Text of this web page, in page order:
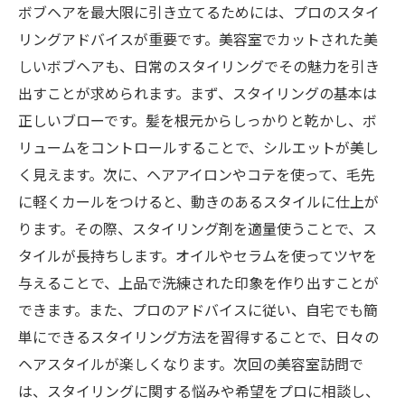
ボブヘアを最大限に引き立てるためには、プロのスタイ
リングアドバイスが重要です。美容室でカットされた美
しいボブヘアも、日常のスタイリングでその魅力を引き
出すことが求められます。まず、スタイリングの基本は
正しいブローです。髪を根元からしっかりと乾かし、ボ
リュームをコントロールすることで、シルエットが美し
く見えます。次に、ヘアアイロンやコテを使って、毛先
に軽くカールをつけると、動きのあるスタイルに仕上が
ります。その際、スタイリング剤を適量使うことで、ス
タイルが長持ちします。オイルやセラムを使ってツヤを
与えることで、上品で洗練された印象を作り出すことが
できます。また、プロのアドバイスに従い、自宅でも簡
単にできるスタイリング方法を習得することで、日々の
ヘアスタイルが楽しくなります。次回の美容室訪問で
は、スタイリングに関する悩みや希望をプロに相談し、